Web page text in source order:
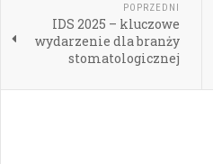
POPRZEDNI
IDS 2025 – kluczowe
wydarzenie dla branży
stomatologicznej